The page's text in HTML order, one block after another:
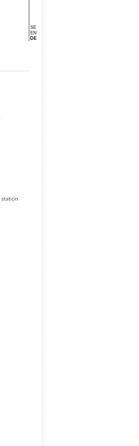
SE
EN
DE